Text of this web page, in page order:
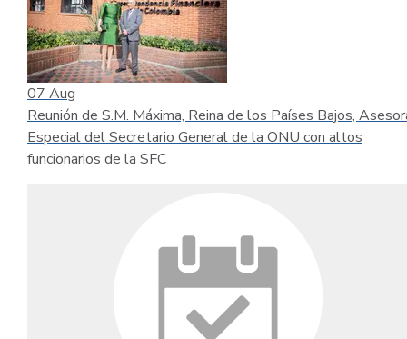
07 Aug
Reunión de S.M. Máxima, Reina de los Países Bajos,
Especial del Secretario General de la ONU con altos
funcionarios de la SFC